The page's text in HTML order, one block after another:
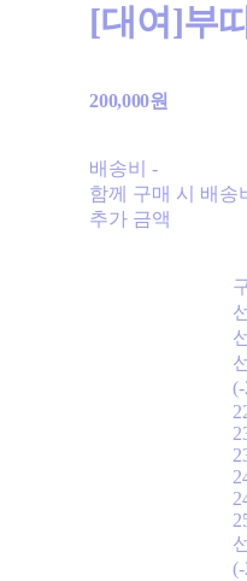
[대여]부
200,000원
배송비-
함께 구매 시 배송
추가 금액